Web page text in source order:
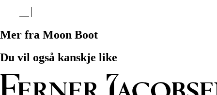
Mer fra Moon Boot
Du vil også kanskje like